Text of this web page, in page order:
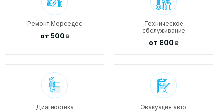
Ремонт Мерседес
от 500 p
Техническое
обслуживание
от 800 p
Диагностика Эвакуация авто